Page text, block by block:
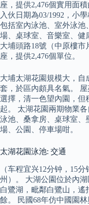
座，提供2,476個實用面
入伙日期為03/1992，小
包括室內泳池、室外泳池
場、桌球室、音樂室、健
大埔頭路18號（中原樓
座，提供2,476個單位。
大埔太湖花園規模大，
套，於區內頗具名氣。
選擇，清一色望內園，但
起。 太湖花園兩期物業
泳池、桑拿房、桌球室、
場、公園、停車場咁。
太湖花園泳池: 交通
（车程宜兴12分钟，15
州）。 大湖公園位於內
白鷺湖，毗鄰白鷺山，遙
餘。 民國68年仿中國園